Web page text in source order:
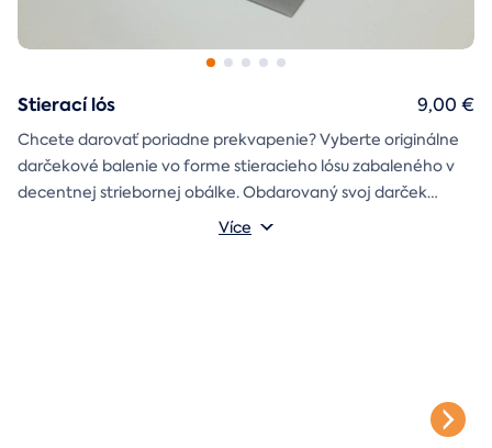
Stierací lós
Chcete darovať poriadne prekvapenie? Vyberte originálne
darčekové balenie vo forme stieracieho lósu zabaleného v
decentnej striebornej obálke. Obdarovaný svoj darček
objaví až po chvíľke napätia počas stierania. Jedno je isté, u
Více
9,00 €